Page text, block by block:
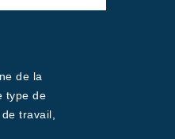
de la
type de
travail,